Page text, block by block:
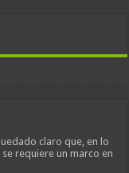
claro que, en lo
requiere un marco en